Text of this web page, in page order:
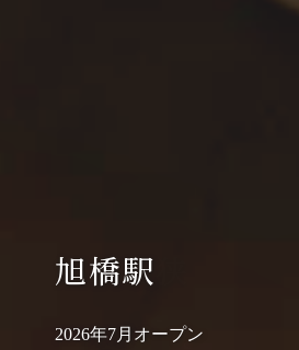
旭橋駅
2026年7月オープン